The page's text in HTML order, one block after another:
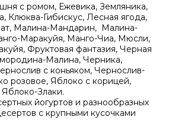
с ромом, Ежевика, Земляника,
Клюква-Гибискус, Лесная ягода,
Малина-Мандарин, Малина-
Маракуйя, Манго-Чиа, Мюсли,
Фруктовая фантазия, Черная
Малина, Черника,
с коньяком, Чернослив-
розовое, Яблоко с корицей,
Злаки.
йогуртов и разнообразных
с крупными кусочками